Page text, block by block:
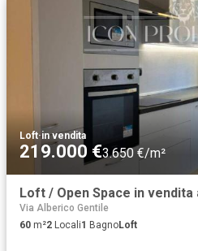
Loft·in vendita
219.000 €3.650 €/m²
Loft / Open Space in vendita
Via Alberico Gentile
60 m²2 Locali1 BagnoLoft